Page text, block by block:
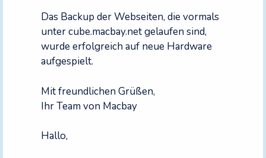
Das Backup der Webseiten, die vormals
unter cube.macbay.net gelaufen sind,
wurde erfolgreich auf neue Hardware
aufgespielt.
Mit freundlichen Grüßen,
Ihr Team von Macbay
Hallo,